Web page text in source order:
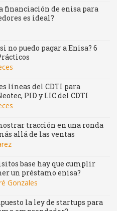
financiación de enisa para
es ideal?
si no puedo pagar a Enisa? 6
líneas del CDTI para
PID y LIC del CDTI
tracción en una ronda
allá de las ventas
base hay que cumplir
un préstamo enisa?
Gonzales
la ley de startups para